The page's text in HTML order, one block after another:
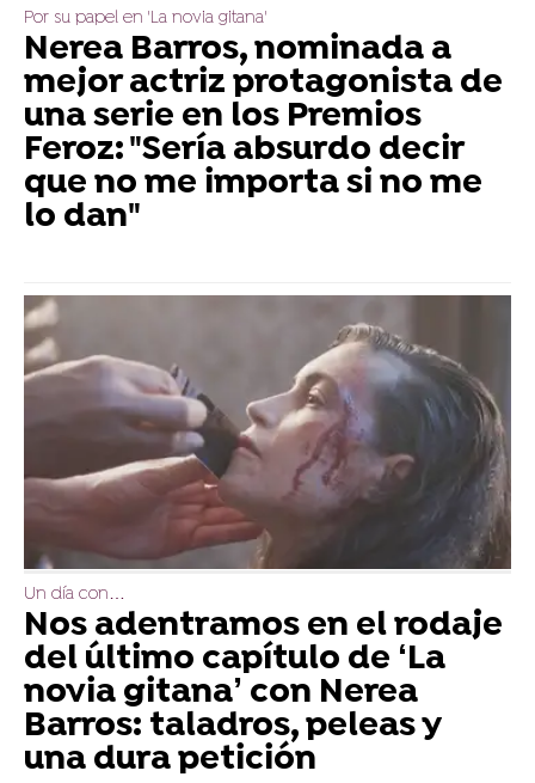
Por su papel en 'La novia gitana'
Nerea Barros, nominada a
mejor actriz protagonista de
una serie en los Premios
Feroz: "Sería absurdo decir
que no me importa si no me
lo dan"
Un día con…
Nos adentramos en el rodaje
del último capítulo de ‘La
novia gitana’ con Nerea
Barros: taladros, peleas y
una dura petición